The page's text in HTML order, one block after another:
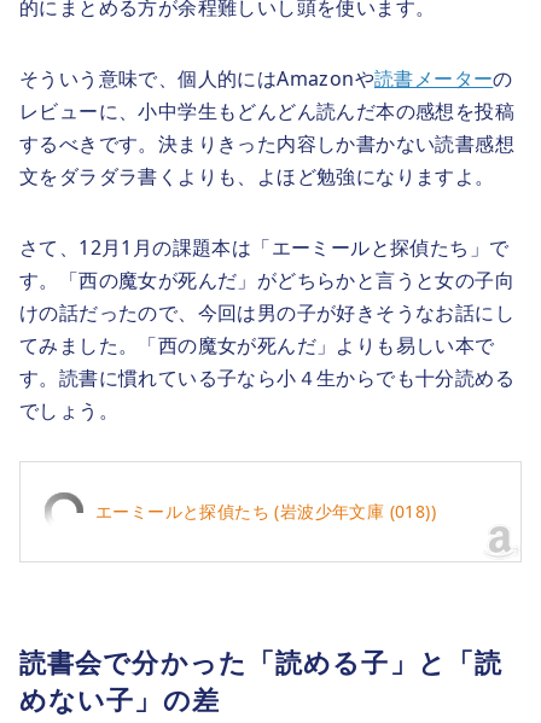
的にまとめる方が余程難しいし頭を使います。
そういう意味で、個人的にはAmazonや読書メーターの
レビューに、小中学生もどんどん読んだ本の感想を投稿
するべきです。決まりきった内容しか書かない読書感想
文をダラダラ書くよりも、よほど勉強になりますよ。
さて、12月1月の課題本は「エーミールと探偵たち」で
す。「西の魔女が死んだ」がどちらかと言うと女の子向
けの話だったので、今回は男の子が好きそうなお話にし
てみました。「西の魔女が死んだ」よりも易しい本で
す。読書に慣れている子なら小４生からでも十分読める
でしょう。
エーミールと探偵たち (岩波少年文庫 (018))
読書会で分かった「読める子」と「読
めない子」の差